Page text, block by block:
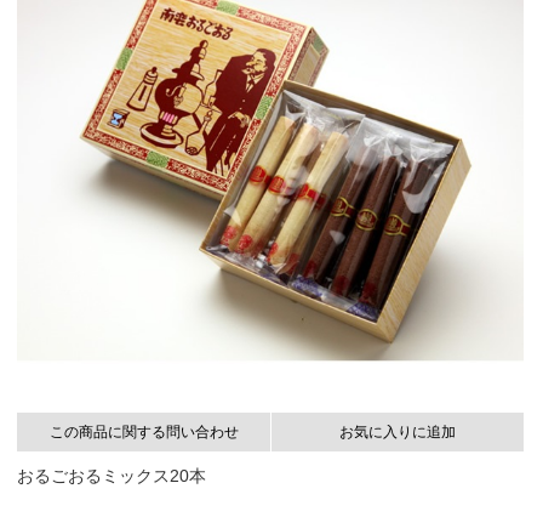
この商品に関する問い合わせ お気に入りに追加
おるごおるミックス20本